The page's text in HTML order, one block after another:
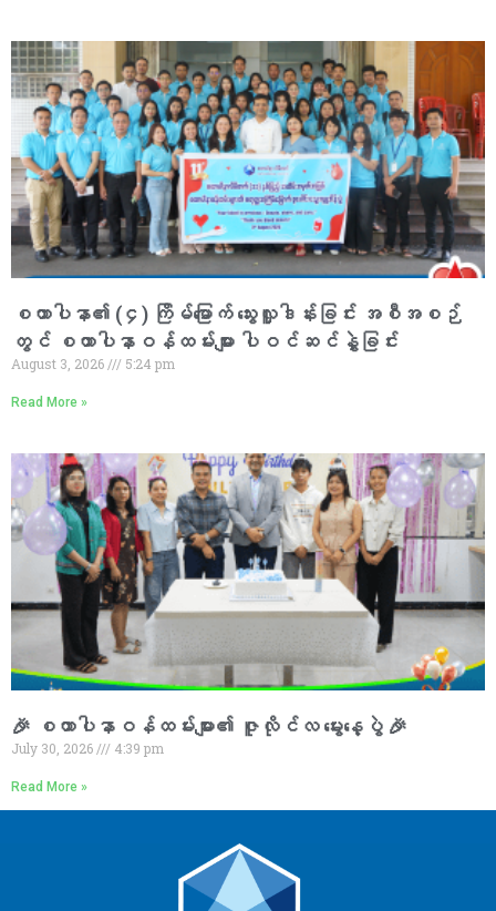
စထာပါနာ၏ (၄) ကြိမ်မြောက် သွေးလှူဒါန်းခြင်း အစီအစဉ်
တွင် စထာပါနာဝန်ထမ်းများ ပါဝင်ဆင်နွှဲခြင်း
August 3, 2026 5:24 pm
Read More »
🎉 စထာပါနာဝန်ထမ်းများ၏ ဇူလိုင်လ မွေးနေ့ပွဲ 🎉
July 30, 2026 4:39 pm
Read More »